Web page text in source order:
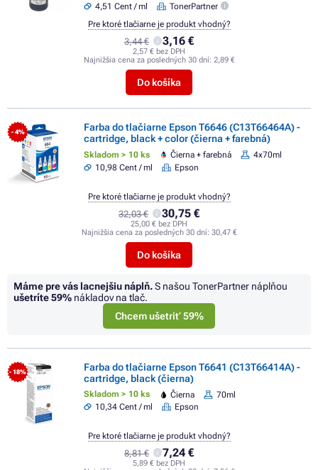
4,51 Cent / ml
TonerPartner
3,44 € 3,16 €
2,57 € bez DPH
Najnižšia cena za posledných 30 dní: 2,89 €
Do košíka
Pre ktoré tlačiarne je produkt vhodný?
- 4%
Farba do tlačiarne Epson T6646 (C13T66464A) -
cartridge, black + color (čierna + farebná)
Skladom > 10 ks Čierna + farebná
4x70ml
10,98 Cent / ml
Epson
32,03 € 30,75 €
25,00 € bez DPH
Najnižšia cena za posledných 30 dní: 30,47 €
Do košíka
Pre ktoré tlačiarne je produkt vhodný?
Máme pre vás lacnejšiu náplň.S našou TonerPartner náplňou
ušetríte59% nákladov na tlač.
Chcem ušetriť 59%
- 18%
Farba do tlačiarne Epson T6641 (C13T66414A) -
cartridge, black (čierna)
Skladom > 10 ks Čierna
70ml
10,34 Cent / ml
Epson
8,81 € 7,24 €
5,89 € bez DPH
Pre ktoré tlačiarne je produkt vhodný?